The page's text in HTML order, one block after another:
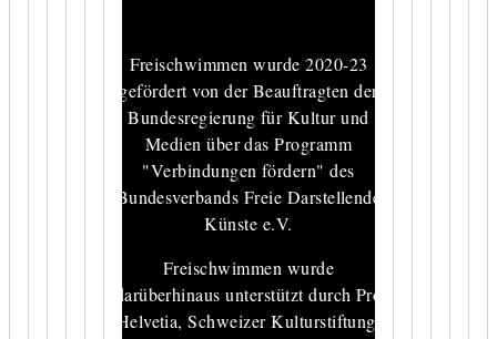
Freischwimmen wurde 2020-23
gefördert von der Beauftragten der
Bundesregierung für Kultur und
Medien über das Programm
"Verbindungen fördern" des
Bundesverbands Freie Darstellende
Künste e.V.
Freischwimmen wurde
darüberhinaus unterstützt durch Pro
Helvetia, Schweizer Kulturstiftung.